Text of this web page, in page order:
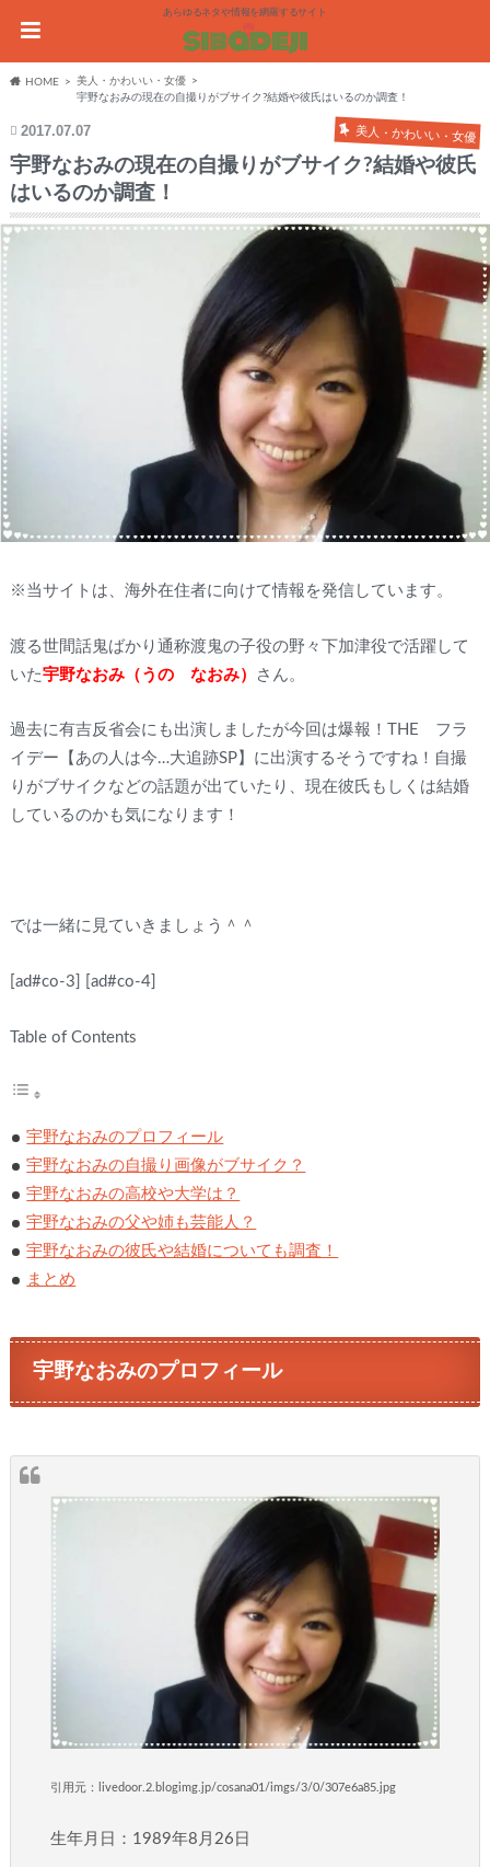
あらゆるネタや情報を網羅するサイト
HOME
美人・かわいい・女優
宇野なおみの現在の自撮りがブサイク?結婚や彼氏はいるのか調査！
2017.07.07 美人・かわいい・女優
宇野なおみの現在の自撮りがブサイク?結婚や彼氏
はいるのか調査！
※当サイトは、海外在住者に向けて情報を発信しています。
渡る世間話鬼ばかり通称渡鬼の子役の野々下加津役で活躍して
いた宇野なおみ（うの なおみ） さん。
過去に有吉反省会にも出演しましたが今回は爆報！THE フラ
イデー【あの人は今…大追跡SP】に出演するそうですね！自撮
りがブサイクなどの話題が出ていたり、現在彼氏もしくは結婚
しているのかも気になります！
では一緒に見ていきましょう＾＾
[ad#co-3] [ad#co-4]
Table of Contents
宇野なおみのプロフィール
宇野なおみの自撮り画像がブサイク？
宇野なおみの高校や大学は？
宇野なおみの父や姉も芸能人？
宇野なおみの彼氏や結婚についても調査！
まとめ
宇野なおみのプロフィール
引用元：livedoor.2.blogimg.jp/cosana01/imgs/3/0/307e6a85.jpg
生年月日：1989年8月26日